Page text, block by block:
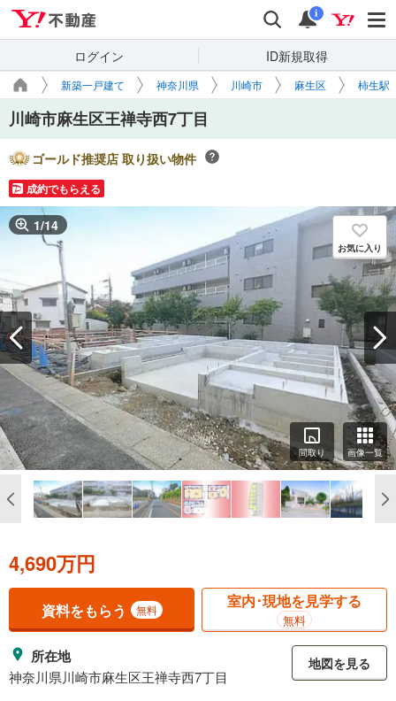
検索 通知
i
ログイン ID新規取得
新築一戸建て 神奈川県 川崎市 麻生区 柿生駅
川崎市麻生区王禅寺西7丁目
ゴールド推奨店 取り扱い物件
成約でもらえる
1/14
お気に入り
間取り 画像一覧
4,690万円
資料をもらう 無料 室内･現地を見学する
無料
所在地
神奈川県川崎市麻生区王禅寺西7丁目
地図を見る